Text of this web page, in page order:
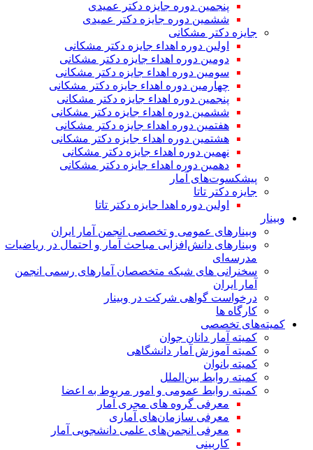
پنجمین دوره جایزه دکتر عمیدی
ششمین دوره جایزه دکتر عمیدی
جایزه دکتر مشکانی
اولین دوره اهداء جایزه دکتر مشکانی
دومین دوره اهداء جایزه دکتر مشکانی
سومین دوره اهداء جایزه دکتر مشکانی
چهارمین دوره اهداء جایزه دکتر مشکانی
پنجمین دوره اهداء جایزه دکتر مشکانی
ششمین دوره اهداء جایزه دکتر مشکانی
هفتمین دوره اهداء جایزه دکتر مشکانی
هشتمین دوره اهداء جایزه دکتر مشکانی
نهمین دوره اهداء جایزه دکتر مشکانی
دهمین دوره اهداء جایزه دکتر مشکانی
پیشکسوت‌های آمار
جایزه دکتر تاتا
اولین دوره اهدا جایزه دکتر تاتا
وبینار
وبینارهای عمومی و تخصصی انجمن آمار ایران
وبینارهای دانش‌افزایی مباحث آمار و احتمال در ریاضیات
مدرسه‌ای
سخنرانی های شبکه متخصصان آمارهای رسمی انجمن
آمار ایران
درخواست گواهی شرکت در وبینار
کارگاه ها
کمیته‌های تخصصی
کمیته آمار دانان جوان
کمیته آموزش آمار دانشگاهی
کمیته بانوان
کمیته روابط بین‌الملل
کمیته روابط عمومی و امور مربوط به اعضا
معرفی گروه های مجری آمار
معرفی سازمان‌های آماری
معرفی انجمن‌های علمی دانشجویی آمار
کاربینی